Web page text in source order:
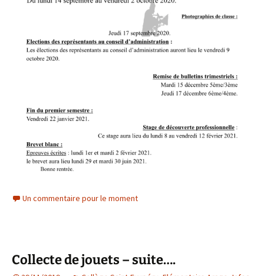
Un commentaire pour le moment
Collecte de jouets – suite….